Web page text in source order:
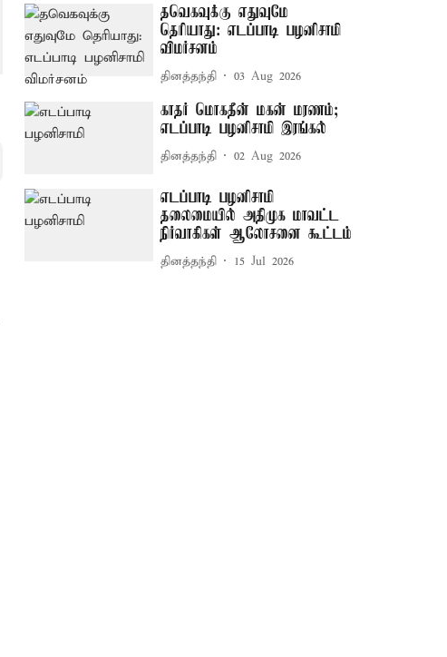
தவெகவுக்கு எதுவுமே
தெரியாது: எடப்பாடி பழனிசாமி
விமர்சனம்
தினத்தந்தி 03 Aug 2026
காதர் மொகதீன் மகன் மரணம்;
எடப்பாடி பழனிசாமி இரங்கல்
தினத்தந்தி 02 Aug 2026
எடப்பாடி பழனிசாமி
தலைமையில் அதிமுக மாவட்ட
நிர்வாகிகள் ஆலோசனை கூட்டம்
தினத்தந்தி 15 Jul 2026